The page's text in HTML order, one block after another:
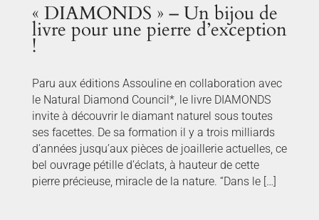
« DIAMONDS » – Un bijou de
livre pour une pierre d’exception
!
Paru aux éditions Assouline en collaboration avec
le Natural Diamond Council*, le livre DIAMONDS
invite à découvrir le diamant naturel sous toutes
ses facettes. De sa formation il y a trois milliards
d’années jusqu’aux pièces de joaillerie actuelles, ce
bel ouvrage pétille d’éclats, à hauteur de cette
pierre précieuse, miracle de la nature. “Dans le […]